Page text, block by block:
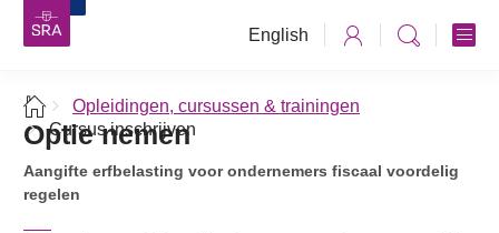
English
Opleidingen, cursussen & trainingen
Cursus inschrijven
Optie nemen
Aangifte erfbelasting voor ondernemers fiscaal voordelig
regelen